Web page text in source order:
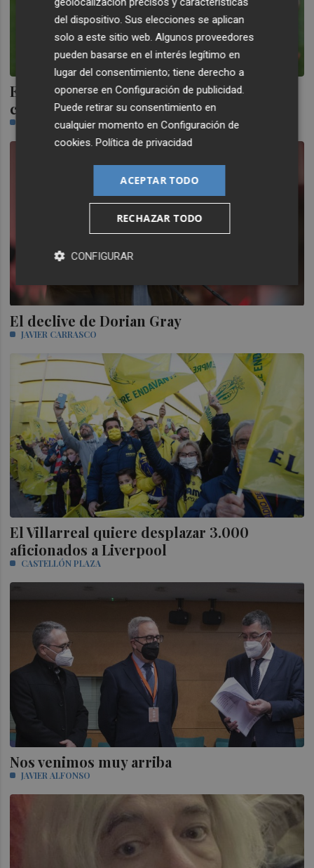
El Villarreal ganó en tres de las últimas
cuatro visitas del Valencia a La Cerámica
CASTELLÓN PLAZA
El declive de Dorian Gray
JAVIER CARRASCO
El Villarreal quiere desplazar 3.000
aficionados a Liverpool
CASTELLÓN PLAZA
Nos venimos muy arriba
JAVIER ALFONSO
del dispositivo. Sus elecciones se aplican
solo a este sitio web. Algunos proveedores
pueden basarse en el interés legítimo en
lugar del consentimiento; tiene derecho a
oponerse enConfiguración de publicidad.
Puede retirar su consentimiento en
cualquier momento enConfiguración de
cookies.Política de privacidad
ACEPTAR TODO
RECHAZAR TODO
CONFIGURAR